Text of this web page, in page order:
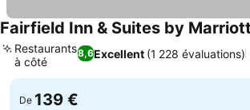
Fairfield Inn & Suites by
8,6Excellent (1 228 évaluations)
Restaurants
à côté
De 139 €